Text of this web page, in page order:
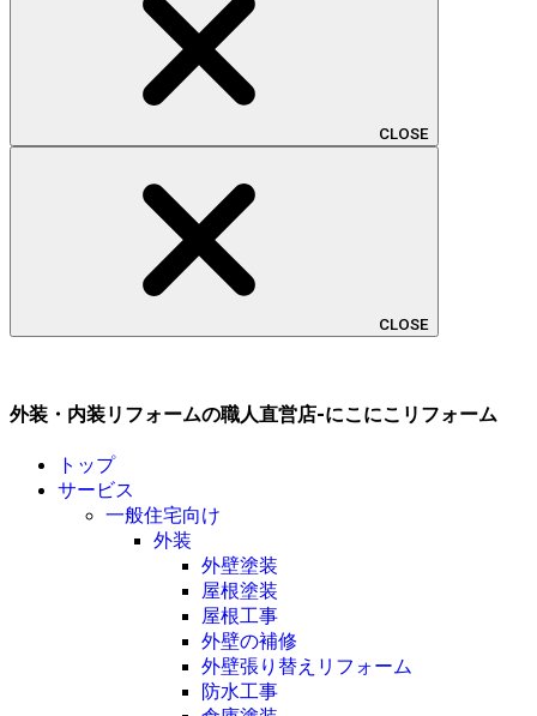
CLOSE
CLOSE
外装・内装リフォームの職人直営店-にこにこリフォーム
トップ
サービス
一般住宅向け
外装
外壁塗装
屋根塗装
屋根工事
外壁の補修
外壁張り替えリフォーム
防水工事